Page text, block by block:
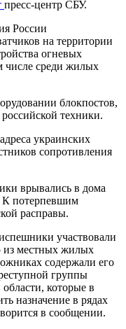
пресс-центр СБУ.
России
на территории
огневых
числе среди жилых
блокпостов,
техники.
украинских
сопротивления
врывались в дома
К потерпевшим
расправы.
участвовали
из местных жилых
содержали его
группы
которые в
назначение в рядах
в сообщении.